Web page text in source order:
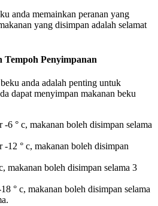
anda memainkan peranan yang
yang disimpan adalah selamat
Tempoh Penyimpanan
anda adalah penting untuk
dapat menyimpan makanan beku
-6 ° c, makanan boleh disimpan selama
-12 ° c, makanan boleh disimpan
makanan boleh disimpan selama 3
° c, makanan boleh disimpan selama